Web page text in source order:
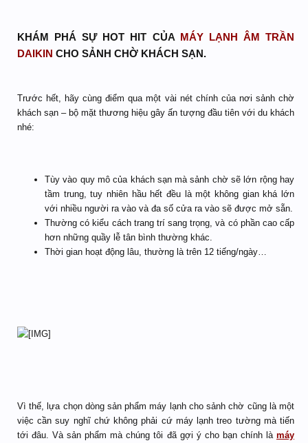
KHÁM PHÁ SỰ HOT HIT CỦA MÁY LẠNH ÂM TRẦN
DAIKIN CHO SẢNH CHỜ KHÁCH SẠN.
Trước hết, hãy cùng điểm qua một vài nét chính của nơi sảnh chờ
khách sạn – bộ mặt thương hiệu gây ấn tượng đầu tiên với du khách
nhé:
Tùy vào quy mô của khách sạn mà sảnh chờ sẽ lớn rộng hay
tầm trung, tuy nhiên hầu hết đều là một không gian khá lớn
với nhiều người ra vào và đa số cửa ra vào sẽ được mở sẵn.
Thường có kiểu cách trang trí sang trọng, và có phần cao cấp
hơn những quầy lễ tân bình thường khác.
Thời gian hoạt động lâu, thường là trên 12 tiếng/ngày…
Vì thế, lựa chọn dòng sản phẩm máy lạnh cho sảnh chờ cũng là một
việc cần suy nghĩ chứ không phải cứ máy lạnh treo tường mà tiến
tới đâu. Và sản phẩm mà chúng tôi đã gợi ý cho bạn chính là máy